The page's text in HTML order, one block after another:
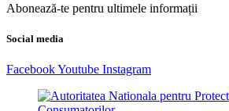
Abonează-te pentru ultimele informații
Social media
FacebookYoutube Instagram